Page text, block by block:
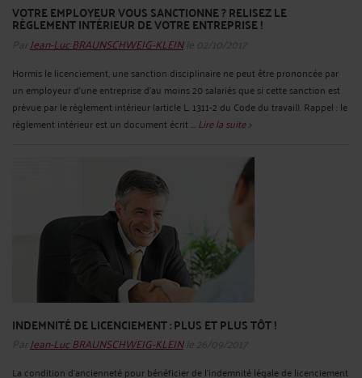
VOTRE EMPLOYEUR VOUS SANCTIONNE ? RELISEZ LE
RÈGLEMENT INTÉRIEUR DE VOTRE ENTREPRISE !
Par Jean-Luc BRAUNSCHWEIG-KLEINle 02/10/2017
Hormis le licenciement, une sanction disciplinaire ne peut être prononcée par
un employeur d’une entreprise d’au moins 20 salariés que si cette sanction est
prévue par le règlement intérieur (article L. 1311-2 du Code du travail). Rappel : le
règlement intérieur est un document écrit ... Lire la suite >
INDEMNITÉ DE LICENCIEMENT : PLUS ET PLUS TÔT !
Par Jean-Luc BRAUNSCHWEIG-KLEINle 26/09/2017
La condition d’ancienneté pour bénéficier de l’indemnité légale de licenciement